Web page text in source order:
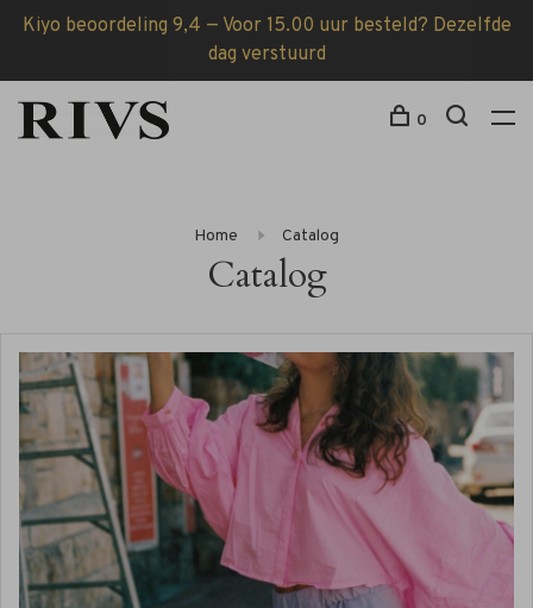
Kiyo beoordeling 9,4 — Voor 15.00 uur besteld? Dezelfde
dag verstuurd
0
Home Catalog
Catalog